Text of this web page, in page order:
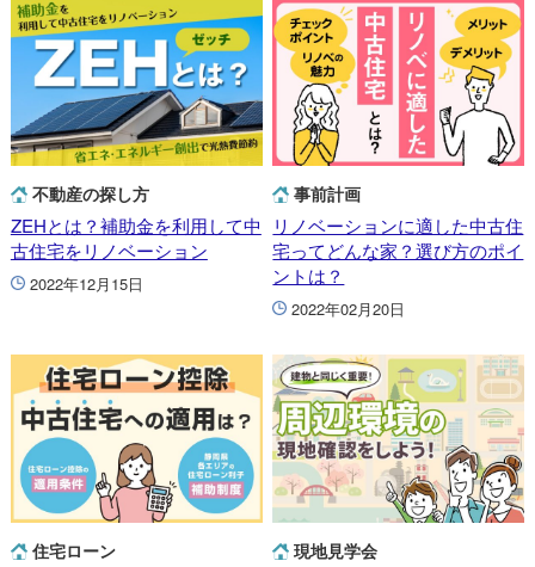
不動産の探し方
ZEHとは？補助金を利用して中
古住宅をリノベーション
2022年12月15日
事前計画
リノベーションに適した中古住
宅ってどんな家？選び方のポイ
ントは？
2022年02月20日
住宅ローン 現地見学会